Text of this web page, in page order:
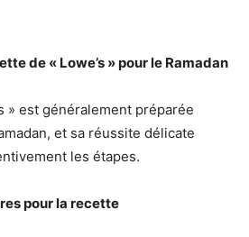
de « Lowe’s » pour le Ramadan
» est généralement préparée
et sa réussite délicate
les étapes.
pour la recette